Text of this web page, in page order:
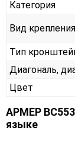
Категория
Вид крепления
Тип
Диагональ,
Цвет
АРМЕР
языке